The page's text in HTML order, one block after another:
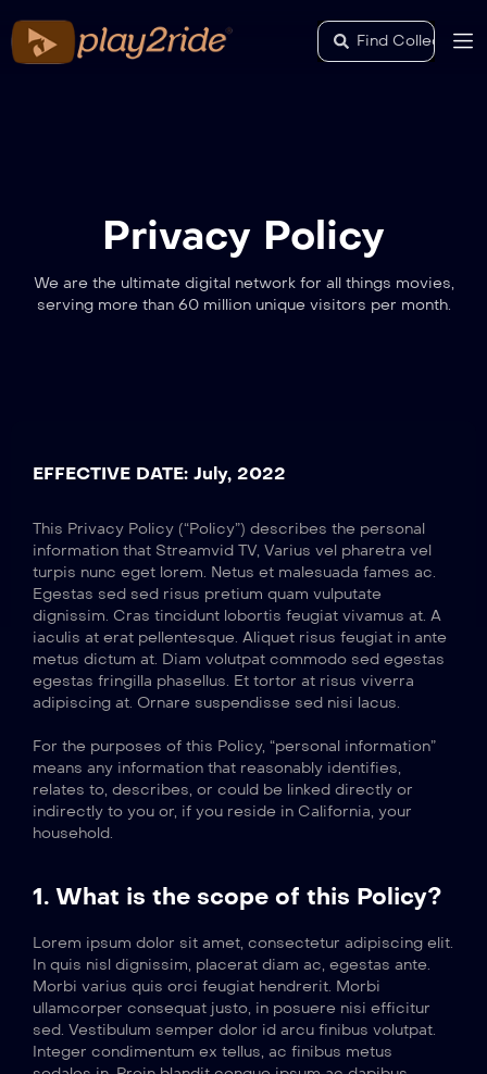
Privacy Policy
We are the ultimate digital network for all things movies,
serving more than 60 million unique visitors per month.
EFFECTIVE DATE: July, 2022
This Privacy Policy (“Policy”) describes the personal
information that Streamvid TV, Varius vel pharetra vel
turpis nunc eget lorem. Netus et malesuada fames ac.
Egestas sed sed risus pretium quam vulputate
dignissim. Cras tincidunt lobortis feugiat vivamus at. A
iaculis at erat pellentesque. Aliquet risus feugiat in ante
metus dictum at. Diam volutpat commodo sed egestas
egestas fringilla phasellus. Et tortor at risus viverra
adipiscing at. Ornare suspendisse sed nisi lacus.
For the purposes of this Policy, “personal information”
means any information that reasonably identifies,
relates to, describes, or could be linked directly or
indirectly to you or, if you reside in California, your
household.
1. What is the scope of this Policy?
Lorem ipsum dolor sit amet, consectetur adipiscing elit.
In quis nisl dignissim, placerat diam ac, egestas ante.
Morbi varius quis orci feugiat hendrerit. Morbi
ullamcorper consequat justo, in posuere nisi efficitur
sed. Vestibulum semper dolor id arcu finibus volutpat.
Integer condimentum ex tellus, ac finibus metus